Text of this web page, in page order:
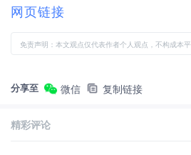
网页链接
免责声明：本文观点仅代表作者个人观点，不构成本
分享至 微信 复制链接
精彩评论